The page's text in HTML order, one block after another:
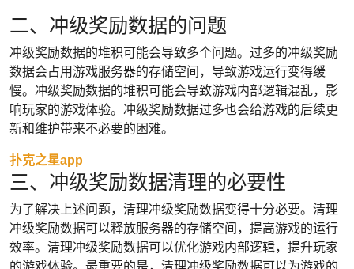
二、冲级奖励数据的问题
冲级奖励数据的堆积可能会导致多个问题。过多的冲级奖励
数据会占用游戏服务器的存储空间，导致游戏运行变得缓
慢。冲级奖励数据的堆积可能会导致游戏内部逻辑混乱，影
响玩家的游戏体验。冲级奖励数据过多也会给游戏的后续更
新和维护带来不必要的困难。
扑克之星app
三、冲级奖励数据清理的必要性
为了解决上述问题，清理冲级奖励数据变得十分必要。清理
冲级奖励数据可以释放服务器的存储空间，提高游戏的运行
效率。清理冲级奖励数据可以优化游戏内部逻辑，提升玩家